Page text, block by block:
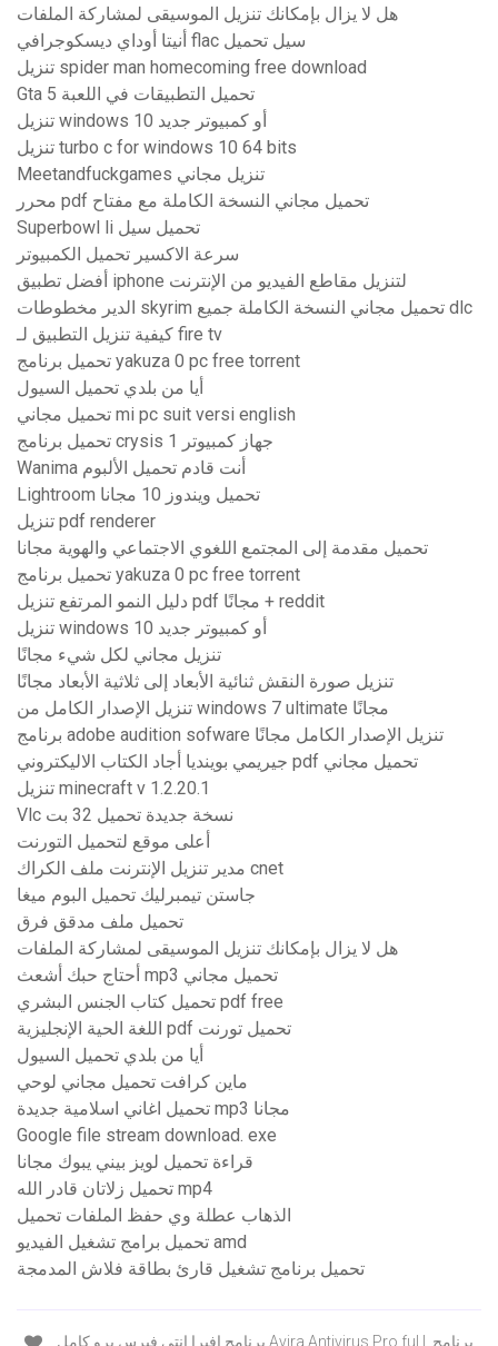
هل لا يزال بإمكانك تنزيل الموسيقى لمشاركة الملفات
أنيتا أوداي ديسكوجرافي flac سيل تحميل
تنزيل spider man homecoming free download
Gta 5 تحميل التطبيقات في اللعبة
تنزيل windows 10 أو كمبيوتر جديد
تنزيل turbo c for windows 10 64 bits
Meetandfuckgames تنزيل مجاني
محرر pdf تحميل مجاني النسخة الكاملة مع مفتاح
Superbowl li تحميل سيل
سرعة الاكسير تحميل الكمبيوتر
أفضل تطبيق iphone لتنزيل مقاطع الفيديو من الإنترنت
الدير مخطوطات skyrim تحميل مجاني النسخة الكاملة جميع dlc
كيفية تنزيل التطبيق لـ fire tv
تحميل برنامج yakuza 0 pc free torrent
أيا من بلدي تحميل السيول
تحميل مجاني mi pc suit versi english
تحميل برنامج crysis 1 جهاز كمبيوتر
Wanima أنت قادم تحميل الألبوم
Lightroom تحميل ويندوز 10 مجانا
تنزيل pdf renderer
تحميل مقدمة إلى المجتمع اللغوي الاجتماعي والهوية مجانا
تحميل برنامج yakuza 0 pc free torrent
دليل النمو المرتفع تنزيل pdf مجانًا + reddit
تنزيل windows 10 أو كمبيوتر جديد
تنزيل مجاني لكل شيء مجانًا
تنزيل صورة النقش ثنائية الأبعاد إلى ثلاثية الأبعاد مجانًا
تنزيل الإصدار الكامل من windows 7 ultimate مجانًا
برنامج adobe audition sofware تنزيل الإصدار الكامل مجانًا
جيريمي بوينديا أجاد الكتاب الاليكتروني pdf تحميل مجاني
تنزيل minecraft v 1.2.20.1
Vlc نسخة جديدة تحميل 32 بت
أعلى موقع لتحميل التورنت
مدير تنزيل الإنترنت ملف الكراك cnet
جاستن تيمبرليك تحميل البوم ميغا
تحميل ملف مدقق فرق
هل لا يزال بإمكانك تنزيل الموسيقى لمشاركة الملفات
أحتاج حبك أشعث mp3 تحميل مجاني
تحميل كتاب الجنس البشري pdf free
اللغة الحية الإنجليزية pdf تحميل تورنت
أيا من بلدي تحميل السيول
ماين كرافت تحميل مجاني لوحي
تحميل اغاني اسلامية جديدة mp3 مجانا
Google file stream download. exe
قراءة تحميل لويز بيني يبوك مجانا
تحميل زلاتان قادر الله mp4
الذهاب عطلة وي حفظ الملفات تحميل
تحميل برامج تشغيل الفيديو amd
تحميل برنامج تشغيل قارئ بطاقة فلاش المدمجة